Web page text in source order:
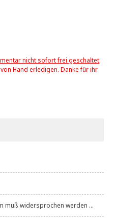
nicht sofort frei geschaltet
Hand erledigen. Danke für ihr
muß widersprochen werden ...